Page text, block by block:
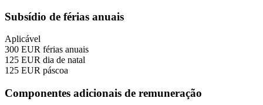
Subsídio de férias anuais
Aplicável
300 EUR férias anuais
125 EUR dia de natal
125 EUR páscoa
Componentes adicionais de remuneração